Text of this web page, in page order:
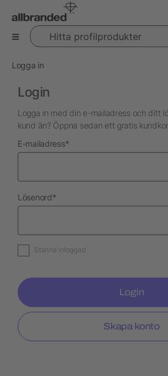
Hitta profilprodukter
Logga in
Login
Logga in med din e-mailadress och ditt
kund än? Öppna sedan ett gratis
E-mailadressnödvändig
*
Lösenordnödvändig
*
Stanna inloggad
Login
Skapa konto